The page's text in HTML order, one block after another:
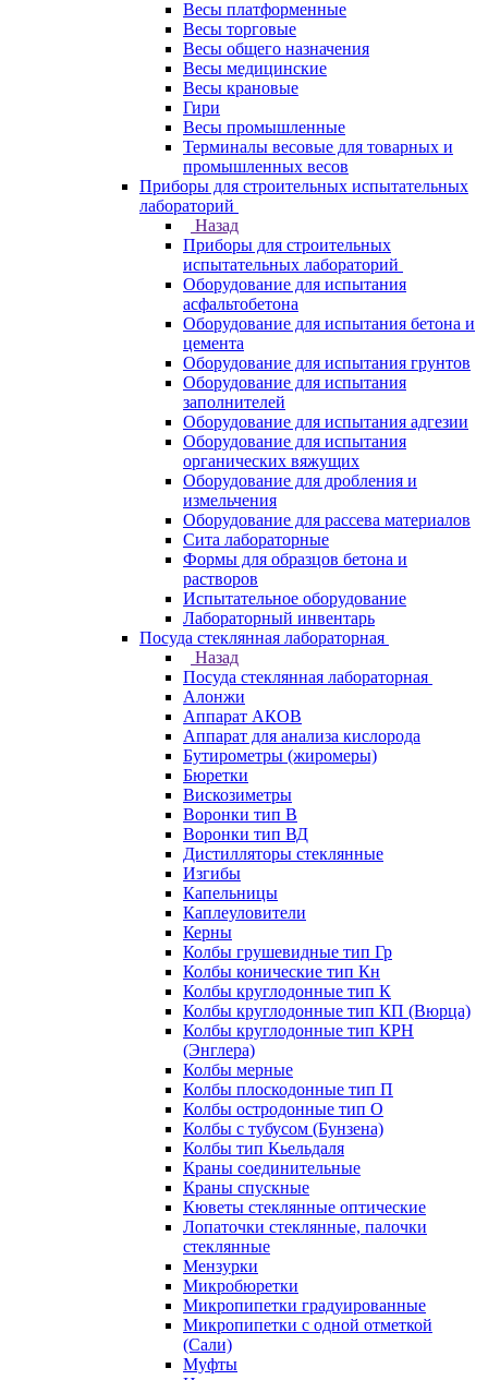
Весы платформенные
Весы торговые
Весы общего назначения
Весы медицинские
Весы крановые
Гири
Весы промышленные
Терминалы весовые для товарных и
промышленных весов
Приборы для строительных испытательных
лабораторий
Назад
Приборы для строительных
испытательных лабораторий
Оборудование для испытания
асфальтобетона
Оборудование для испытания бетона и
цемента
Оборудование для испытания грунтов
Оборудование для испытания
заполнителей
Оборудование для испытания адгезии
Оборудование для испытания
органических вяжущих
Оборудование для дробления и
измельчения
Оборудование для рассева материалов
Сита лабораторные
Формы для образцов бетона и
растворов
Испытательное оборудование
Лабораторный инвентарь
Посуда стеклянная лабораторная
Назад
Посуда стеклянная лабораторная
Алонжи
Аппарат АКОВ
Аппарат для анализа кислорода
Бутирометры (жиромеры)
Бюретки
Вискозиметры
Воронки тип В
Воронки тип ВД
Дистилляторы стеклянные
Изгибы
Капельницы
Каплеуловители
Керны
Колбы грушевидные тип Гр
Колбы конические тип Кн
Колбы круглодонные тип К
Колбы круглодонные тип КП (Вюрца)
Колбы круглодонные тип КРН
(Энглера)
Колбы мерные
Колбы плоскодонные тип П
Колбы остродонные тип О
Колбы с тубусом (Бунзена)
Колбы тип Кьельдаля
Краны соединительные
Краны спускные
Кюветы стеклянные оптические
Лопаточки стеклянные, палочки
стеклянные
Мензурки
Микробюретки
Микропипетки градуированные
Микропипетки с одной отметкой
(Сали)
Муфты